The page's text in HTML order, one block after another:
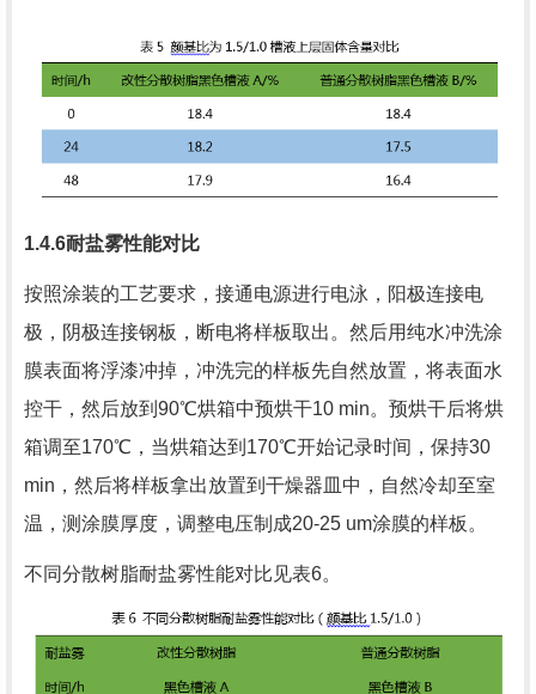
1.4.6耐盐雾性能对比
按照涂装的工艺要求，接通电源进行电泳，阳极连接电
极，阴极连接钢板，断电将样板取出。然后用纯水冲洗涂
膜表面将浮漆冲掉，冲洗完的样板先自然放置，将表面水
控干，然后放到 90℃烘箱中预烘干10 min。预烘干后将烘
箱调至170℃，当烘箱达到 170℃开始记录时间，保持30
min ，然后将样板拿出放置到干燥器皿中，自然冷却至室
温，测涂膜厚度，调整电压制成20-25 um涂膜的样板。
不同分散树脂耐盐雾性能对比见表6。